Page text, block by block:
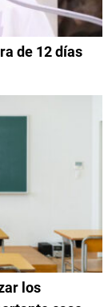
de 12 días
los